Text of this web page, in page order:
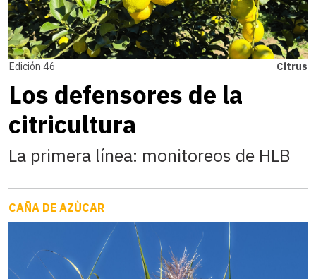
Edición 46 Citrus
Los defensores de la
citricultura
La primera línea: monitoreos de HLB
CAÑA DE AZÙCAR